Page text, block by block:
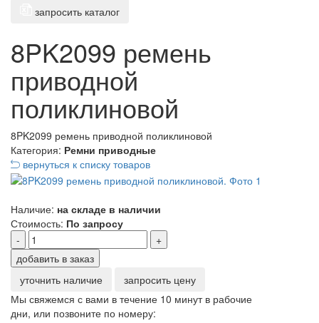
запросить каталог
8PK2099 ремень
приводной
поликлиновой
8PK2099 ремень приводной поликлиновой
Категория: Ремни приводные
вернуться к списку товаров
Наличие: на складе в наличии
Стоимость: По запросу
-
+
добавить в заказ
уточнить наличие
запросить цену
Мы свяжемся с вами в течение 10 минут в рабочие
дни, или позвоните по номеру: